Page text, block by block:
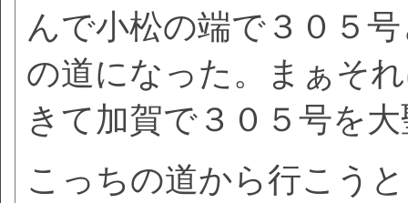
んで小松の端で３０５
の道になった。まぁそ
きて加賀で３０５号を
こっちの道から行こう